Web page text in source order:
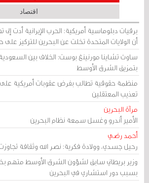
اقتصاد
برقيات دبلوماسية أمريكية: الحرب الإيرانية أدت
أن الولايات المتحدة تخلت عن البحرين للتركيز على
ساوث تشاينا مورنينغ بوست: الخلاف بين
بتمزيق الشرق الأوسط
منظمة حقوقية تطالب بفرض عقوبات أمريكية
تعذيب المعتقلين
مرآة البحرين
الأمير أندرو وغسل سمعة نظام البحرين
أحمد رضي
رحيل جسدي، وولادة فكرية: نصر الله وثقافة
وزير بريطاني سابق لشؤون الشرق الأوسط متهم
بسبب دور استشاري في البحرين